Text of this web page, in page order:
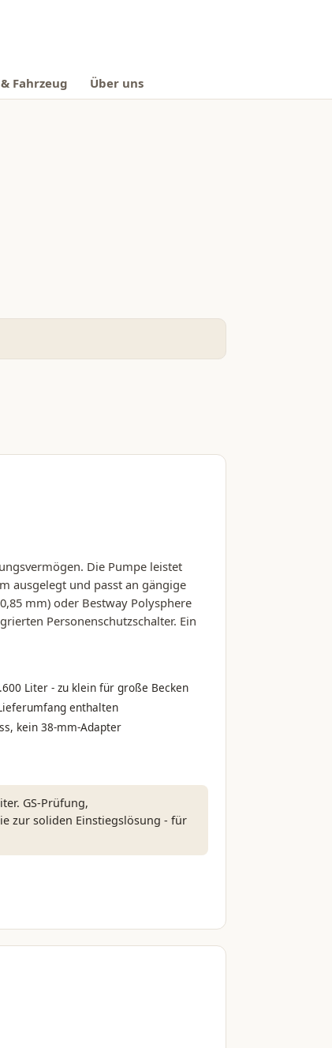
Fahrzeug Über uns
Die Pumpe leistet
ausgelegt und passt an gängige
mm) oder Bestway Polysphere
Personenschutzschalter. Ein
Liter - zu klein für große Becken
enthalten
kein 38-mm-Adapter
GS-Prüfung,
zur soliden Einstiegslösung - für